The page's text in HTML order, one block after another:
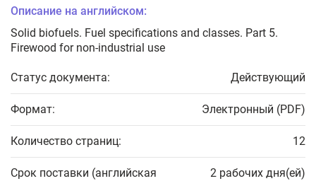
Описание на английском:
Solid biofuels. Fuel specifications and classes. Part 5.
Firewood for non-industrial use
Статус документа: Действующий
Формат: Электронный (PDF)
Количество страниц: 12
Срок поставки (английская
2 рабочих дня(ей)